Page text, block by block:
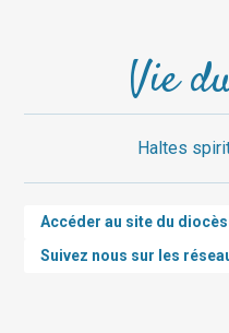
Vie
Haltes
Accéder au site du
Suivez nous sur les